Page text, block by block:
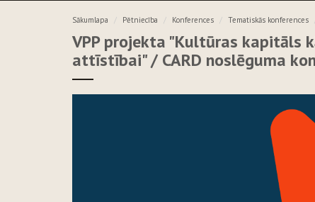
Sākumlapa Pētniecība Konferences Tematiskās konferences
VPP projekta "Kultūras kapitāls
attīstībai" / CARD noslēguma